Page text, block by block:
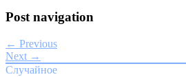
Post navigation
← Previous
Next →
Случайное